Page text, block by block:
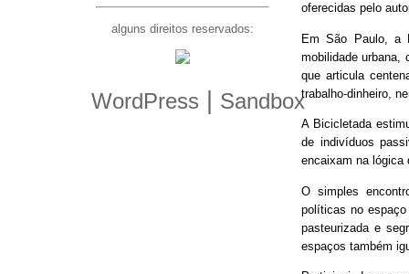
oferecidas pelo
Em São Paulo, a
mobilidade urbana,
que articula
trabalho-dinheiro,
A Bicicletada
de indivíduos
encaixam na lógica
O simples
políticas no
pasteurizada e
espaços também
alguns direitos reservados:
WordPress Sandbox